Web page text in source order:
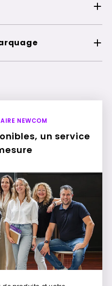
NEWCOM
un service